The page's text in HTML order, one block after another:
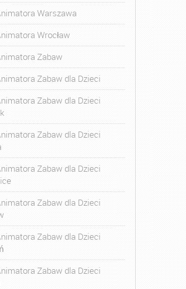
Warszawa
Wrocław
Zabaw
Zabaw dla Dzieci
Zabaw dla Dzieci
Zabaw dla Dzieci
Zabaw dla Dzieci
Zabaw dla Dzieci
Zabaw dla Dzieci
Zabaw dla Dzieci